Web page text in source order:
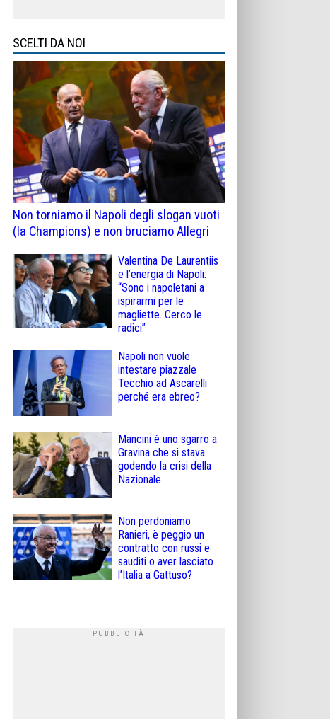
SCELTI DA NOI
Non torniamo il Napoli degli slogan vuoti
(la Champions) e non bruciamo Allegri
Valentina De Laurentiis
e l’energia di Napoli:
“Sono i napoletani a
ispirarmi per le
magliette. Cerco le
radici”
Napoli non vuole
intestare piazzale
Tecchio ad Ascarelli
perché era ebreo?
Mancini è uno sgarro a
Gravina che si stava
godendo la crisi della
Nazionale
Non perdoniamo
Ranieri, è peggio un
contratto con russi e
sauditi o aver lasciato
l’Italia a Gattuso?